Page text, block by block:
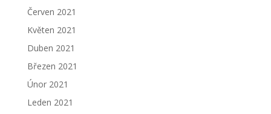
Červen 2021
Květen 2021
Duben 2021
Březen 2021
Únor 2021
Leden 2021